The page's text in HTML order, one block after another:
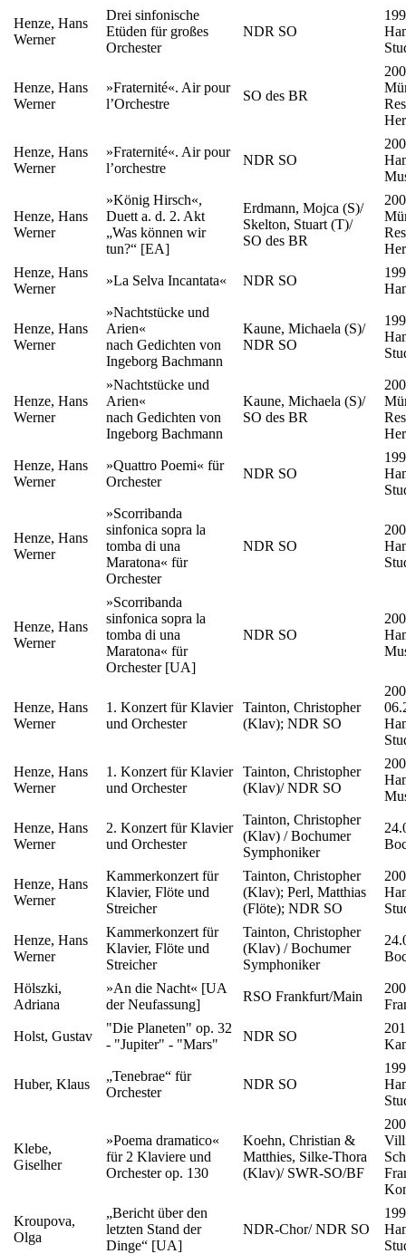
Henze, Hans
Werner
Drei sinfonische
Etüden für großes
Orchester
NDR SO
Henze, Hans
Werner
»Fraternité«. Air pour
l’Orchestre
SO des BR
Henze, Hans
Werner
»Fraternité«. Air pour
l’orchestre
NDR SO
Henze, Hans
Werner
»König Hirsch«,
Duett a. d. 2. Akt
„Was können wir
tun?“ [EA]
Erdmann, Mojca (S)/
Skelton, Stuart (T)/
SO des BR
Henze, Hans
Werner
»La Selva Incantata« NDR SO
Henze, Hans
Werner
»Nachtstücke und
Arien«
nach Gedichten von
Ingeborg Bachmann
Kaune, Michaela (S)/
NDR SO
Henze, Hans
Werner
»Nachtstücke und
Arien«
nach Gedichten von
Ingeborg Bachmann
Kaune, Michaela (S)/
SO des BR
Henze, Hans
Werner
»Quattro Poemi« für
Orchester
NDR SO
Henze, Hans
Werner
»Scorribanda
sinfonica sopra la
tomba di una
Maratona« für
Orchester
NDR SO
Henze, Hans
Werner
»Scorribanda
sinfonica sopra la
tomba di una
Maratona« für
Orchester [UA]
NDR SO
Henze, Hans
Werner
1. Konzert für Klavier
und Orchester
Tainton, Christopher
(Klav); NDR SO
Henze, Hans
Werner
1. Konzert für Klavier
und Orchester
Tainton, Christopher
(Klav)/ NDR SO
Henze, Hans
Werner
2. Konzert für Klavier
und Orchester
Tainton, Christopher
(Klav) / Bochumer
Symphoniker
Henze, Hans
Werner
Kammerkonzert für
Klavier, Flöte und
Streicher
Tainton, Christopher
(Klav); Perl, Matthias
(Flöte); NDR SO
Henze, Hans
Werner
Kammerkonzert für
Klavier, Flöte und
Streicher
Tainton, Christopher
(Klav) / Bochumer
Symphoniker
Hölszki,
Adriana
»An die Nacht« [UA
der Neufassung]
RSO Frankfurt/Main
Holst, Gustav
"Die Planeten" op. 32
- "Jupiter" - "Mars"
NDR SO
Huber, Klaus
„Tenebrae“ für
Orchester
NDR SO
Klebe,
Giselher
»Poema dramatico«
für 2 Klaviere und
Orchester op. 130
Koehn, Christian &
Matthies, Silke-Thora
(Klav)/ SWR-SO/BF
Kroupova,
Olga
„Bericht über den
letzten Stand der
Dinge“ [UA]
NDR-Chor/ NDR SO